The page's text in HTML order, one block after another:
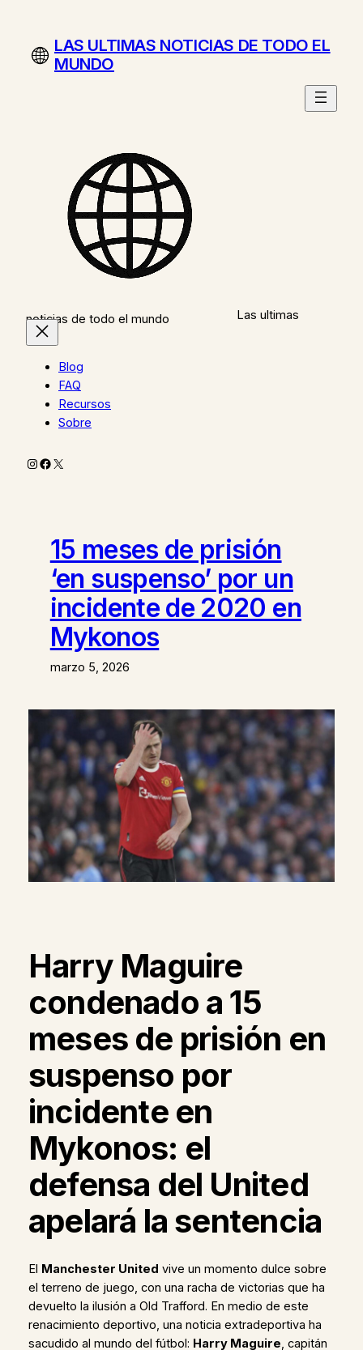
contenidoLAS ULTIMAS NOTICIAS DE TODO EL
MUNDO
Las ultimas
noticias de todo el mundo
Blog
FAQ
Recursos
Sobre
Instagram
Facebook
X
15 meses de prisión
‘en suspenso’ por un
incidente de 2020 en
Mykonos
marzo 5, 2026
Harry Maguire
condenado a 15
meses de prisión en
suspenso por
incidente en
Mykonos: el
defensa del United
apelará la sentencia
El Manchester United vive un momento dulce sobre
el terreno de juego, con una racha de victorias que ha
devuelto la ilusión a Old Trafford. En medio de este
renacimiento deportivo, una noticia extradeportiva ha
sacudido al mundo del fútbol: Harry Maguire, capitán